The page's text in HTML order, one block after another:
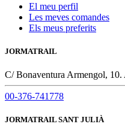
El meu perfil
Les meves comandes
Els meus preferits
JORMATRAIL
C/ Bonaventura Armengol,
00-376-741778
JORMATRAIL SANT JULIÀ